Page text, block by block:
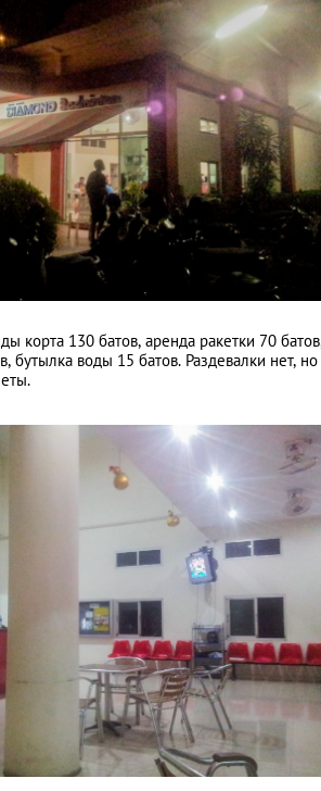
корта 130 батов, аренда ракетки 70
бутылка воды 15 батов. Раздевалки нет, но